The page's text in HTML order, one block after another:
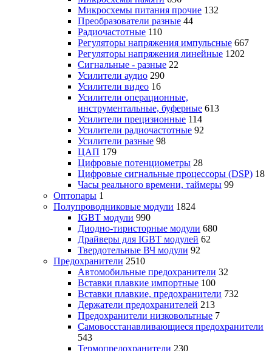
Микросхемы питания прочие 132
Преобразователи разные 44
Радиочастотные 110
Регуляторы напряжения импульсные 667
Регуляторы напряжения линейные 1202
Сигнальные - разные 22
Усилители аудио 290
Усилители видео 16
Усилители операционные,
инструментальные, буферные 613
Усилители прецизионные 114
Усилители радиочастотные 92
Усилители разные 98
ЦАП 179
Цифровые потенциометры 28
Цифровые сигнальные процессоры (DSP) 18
Часы реального времени, таймеры 99
Оптопары 1
Полупроводниковые модули 1824
IGBT модули 990
Диодно-тиристорные модули 680
Драйверы для IGBT модулей 62
Твердотельные ВЧ модули 92
Предохранители 2510
Автомобильные предохранители 32
Вставки плавкие импортные 100
Вставки плавкие, предохранители 732
Держатели предохранителей 213
Предохранители низковольтные 7
Самовосстанавливающиеся предохранители
543
Термопредохранители 230